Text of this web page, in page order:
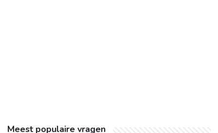
Meest populaire vragen